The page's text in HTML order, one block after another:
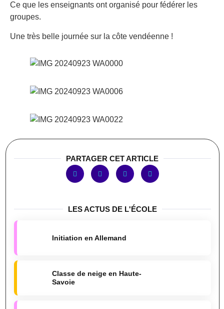
Ce que les enseignants ont organisé pour fédérer les
groupes.
Une très belle journée sur la côte vendéenne !
PARTAGER CET ARTICLE
LES ACTUS DE L'ÉCOLE
Initiation en Allemand
Classe de neige en Haute-
Savoie